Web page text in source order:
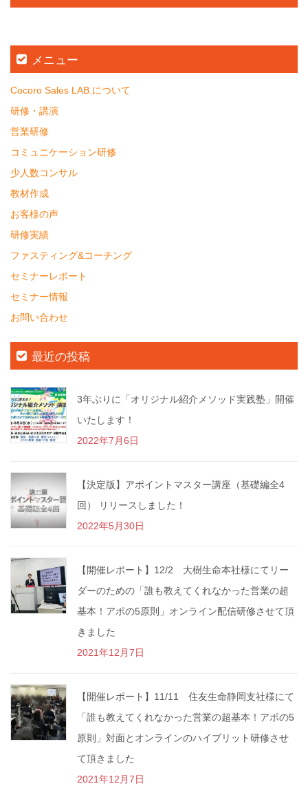
メニュー
Cocoro Sales LAB.について
研修・講演
営業研修
コミュニケーション研修
少人数コンサル
教材作成
お客様の声
研修実績
ファスティング&コーチング
セミナーレポート
セミナー情報
お問い合わせ
最近の投稿
3年ぶりに「オリジナル紹介メソッド実践塾」開催
いたします！
2022年7月6日
【決定版】アポイントマスター講座（基礎編全4
回） リリースしました！
2022年5月30日
【開催レポート】12/2 大樹生命本社様にてリー
ダーのための「誰も教えてくれなかった営業の超
基本！アポの5原則」オンライン配信研修させて頂
きました
2021年12月7日
【開催レポート】11/11 住友生命静岡支社様にて
「誰も教えてくれなかった営業の超基本！アポの5
原則」対面とオンラインのハイブリット研修させ
て頂きました
2021年12月7日